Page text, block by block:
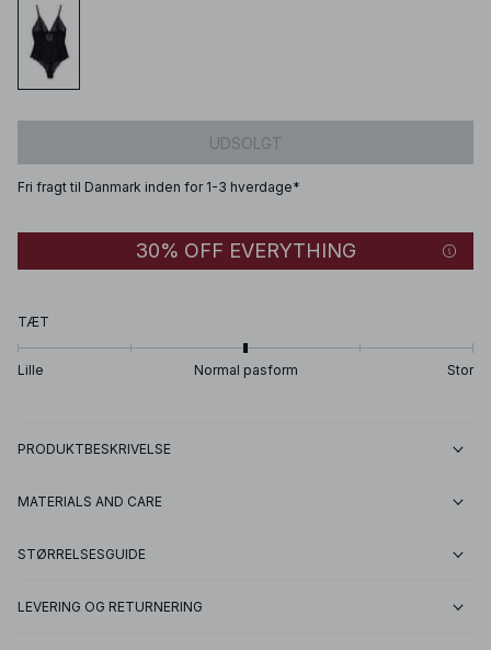
UDSOLGT
Fri fragt til Danmark inden for 1-3 hverdage*
30% OFF EVERYTHING
TÆT
Lille Normal pasform Stor
PRODUKTBESKRIVELSE
MATERIALS AND CARE
STØRRELSESGUIDE
LEVERING OG RETURNERING